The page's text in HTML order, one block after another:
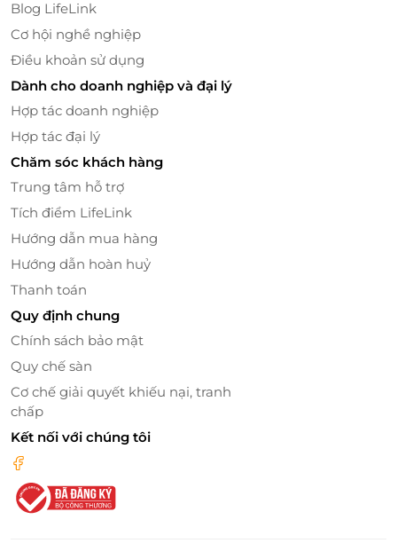
Không gian quán rộng rãi, thoáng mát
Thái độ phục vụ của các nhân viên vô cùng chuyên
nghiệp, nhiệt tình và chu đáo với khách hàng hứa
hẹn đây sẽ là điểm dừng chân lý tưởng của thực
khách khi ghé ăn.
Truy cập LifeLink
uốngchất lượng cùng mức giá vô cùng hấp dẫn!
Blog LifeLink
Cơ hội nghề nghiệp
Điều khoản sử dụng
Dành cho doanh nghiệp và đại lý
Hợp tác doanh nghiệp
Hợp tác đại lý
Chăm sóc khách hàng
Trung tâm hỗ trợ
Tích điểm LifeLink
Hướng dẫn mua hàng
Hướng dẫn hoàn huỷ
Thanh toán
Quy định chung
Chính sách bảo mật
Quy chế sàn
Cơ chế giải quyết khiếu nại, tranh
chấp
Kết nối với chúng tôi